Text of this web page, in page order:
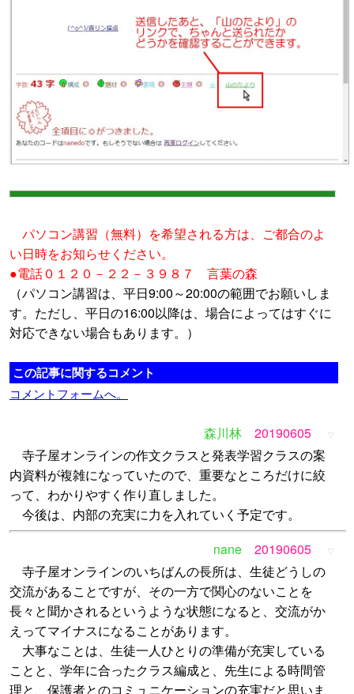
パソコン講習（無料）を希望される方は、ご都合のよ
い日時をお知らせください。
●電話０１２０－２２－３９８７ 言葉の森
（パソコン講習は、平日9:00～20:00の範囲でお願いしま
す。ただし、平日の16:00以降は、場合によってはすぐに
対応できない場合もあります。）
この記事に関するコメント
コメントフォームへ。
森川林 20190605 ▽
寺子屋オンラインの作文クラスと発表学習クラスの案
内資料が複雑になっていたので、重要なところだけに絞
って、わかりやすく作り直しました。
今後は、内部の充実に力を入れていく予定です。
nane
20190605 ▽
寺子屋オンラインのいちばんの長所は、生徒どうしの
交流があることですが、その一方で関心のないことを
長々と聞かされるというような状態になると、交流がか
えってマイナスになることがあります。
大事なことは、生徒一人ひとりの準備が充実している
ことと、学年に合ったクラス編成と、先生による時間管
理と、保護者とのコミュニケーションの充実だと思いま